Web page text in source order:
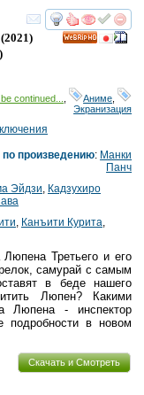
смотреть
(2021)
)
continued... Аниме
Экранизация
по произведению: Манки
Панч
Эйдзи, Кадзухиро
, Канъити Курита,
Люпена Третьего и его
самурай с самым
в беде нашего
Люпен? Какими
Люпена - инспектор
подробности в новом
Скачать и Смотреть